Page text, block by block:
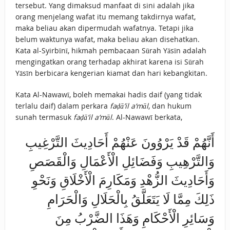
tersebut. Yang dimaksud manfaat di sini adalah jika
orang menjelang wafat itu memang takdirnya wafat,
maka beliau akan dipermudah wafatnya. Tetapi jika
belum waktunya wafat, maka beliau akan disehatkan.
Kata al-Syirbīnī, hikmah pembacaan Sūrah Yāsīn adalah
mengingatkan orang terhadap akhirat karena isi Sūrah
Yāsīn berbicara kengerian kiamat dan hari kebangkitan.
Kata Al-Nawawī, boleh memakai hadis daif (yang tidak
terlalu daif) dalam perkara faḍā’il a‘māl, dan hukum
sunah termasuk faḍā’il a‘māl. Al-Nawawī berkata,
أَنَّهُمْ قَدْ يَرْوُونَ عَنْهُمْ أَحَادِيثَ التَّرْغِيبِ
وَالتَّرْهِيبِ وَفَضَائِلِ الْأَعْمَالِ وَالْقَصَصِ
وَأَحَادِيثَ الزُّهْدِ وَمَكَارِمَ الْأَخْلَاقِ وَنَحْوِ
ذَلِكَ مِمَّا لَا يَتَعَلَّقُ بِالْحَلَالِ وَالْحَرَامِ
وَسَائِرِ الْأَحْكَامِ وَهَذَا الضَّرْبُ مِنَ